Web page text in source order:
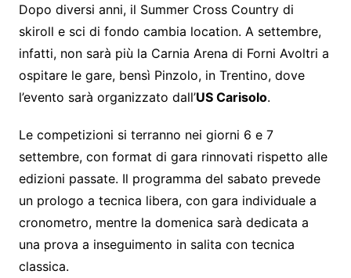
Dopo diversi anni, il Summer Cross Country di
skiroll e sci di fondo cambia location. A settembre,
infatti, non sarà più la Carnia Arena di Forni Avoltri a
ospitare le gare, bensì Pinzolo, in Trentino, dove
l’evento sarà organizzato dall’US Carisolo.
Le competizioni si terranno nei giorni 6 e 7
settembre, con format di gara rinnovati rispetto alle
edizioni passate. Il programma del sabato prevede
un prologo a tecnica libera, con gara individuale a
cronometro, mentre la domenica sarà dedicata a
una prova a inseguimento in salita con tecnica
classica.